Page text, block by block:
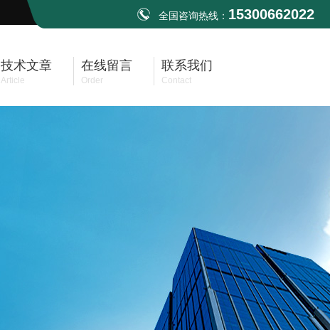
全国咨询热线： 15300662022
技术文章
Article
在线留言
Order
联系我们
Contact